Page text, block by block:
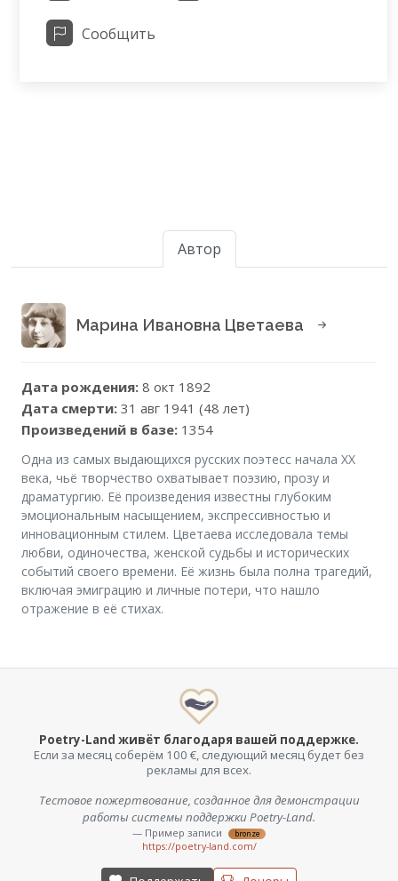
Сообщить
Автор
Марина Ивановна Цветаева
Дата рождения: 8 окт 1892
Дата смерти: 31 авг 1941 (48 лет)
Произведений в базе: 1354
Одна из самых выдающихся русских поэтесс начала XX
века, чьё творчество охватывает поэзию, прозу и
драматургию. Её произведения известны глубоким
эмоциональным насыщением, экспрессивностью и
инновационным стилем. Цветаева исследовала темы
любви, одиночества, женской судьбы и исторических
событий своего времени. Её жизнь была полна трагедий,
включая эмиграцию и личные потери, что нашло
отражение в её стихах.
Poetry-Land живёт благодаря вашей поддержке.
Если за месяц соберём 100 €, следующий месяц будет без
рекламы для всех.
Тестовое пожертвование, созданное для демонстрации
работы системы поддержки Poetry-Land.
— Пример записи bronze
https://poetry-land.com/